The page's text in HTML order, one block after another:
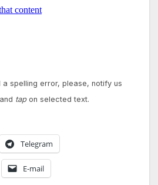
a spelling error, please, notify us
tapon selected text.
Telegram
E-mail